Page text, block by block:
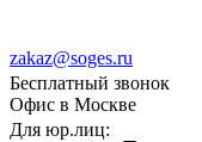
zakaz@soges.ru
Бесплатный звонок
Офис в Москве
Для юр.лиц: